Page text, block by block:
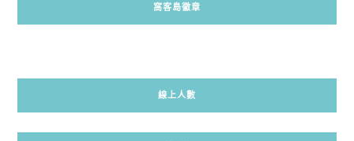
窩客島徽章
線上人數